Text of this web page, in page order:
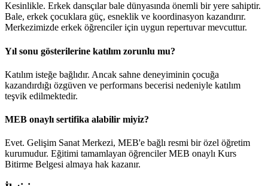
Kesinlikle. Erkek dansçılar bale dünyasında önemli bir yere sahiptir.
Bale, erkek çocuklara güç, esneklik ve koordinasyon kazandırır.
Merkezimizde erkek öğrenciler için uygun repertuvar mevcuttur.
Yıl sonu gösterilerine katılım zorunlu mu?
Katılım isteğe bağlıdır. Ancak sahne deneyiminin çocuğa
kazandırdığı özgüven ve performans becerisi nedeniyle katılım
teşvik edilmektedir.
MEB onaylı sertifika alabilir miyiz?
Evet. Gelişim Sanat Merkezi, MEB'e bağlı resmi bir özel öğretim
kurumudur. Eğitimi tamamlayan öğrenciler MEB onaylı Kurs
Bitirme Belgesi almaya hak kazanır.